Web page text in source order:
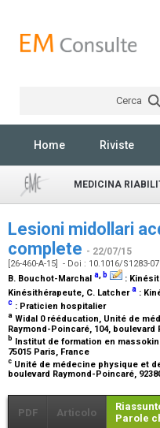
Cerca
Home Riviste
MEDICINA
Lesioni midollari
complete - 22/07/15
[26-460-A-15] - Doi : 10.1016/S1283-
B. Bouchot-Marchal a, b :
Kinésithérapeute, C. Latchera :
c : Praticien hospitalier
a Widal 0 rééducation, Unité de
Raymond-Poincaré, 104, boulevard
b Institut de formation en
75015 Paris, France
c Unité de médecine physique et
boulevard Raymond-Poincaré,
PDF Articolo
Parole